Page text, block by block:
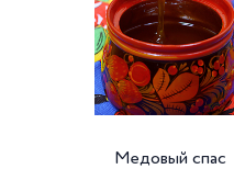
Медовый спас